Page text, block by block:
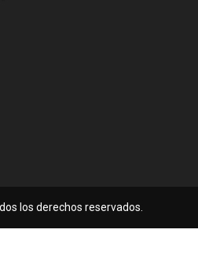
los derechos reservados.